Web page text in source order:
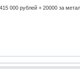
000 рублей + 20000 за